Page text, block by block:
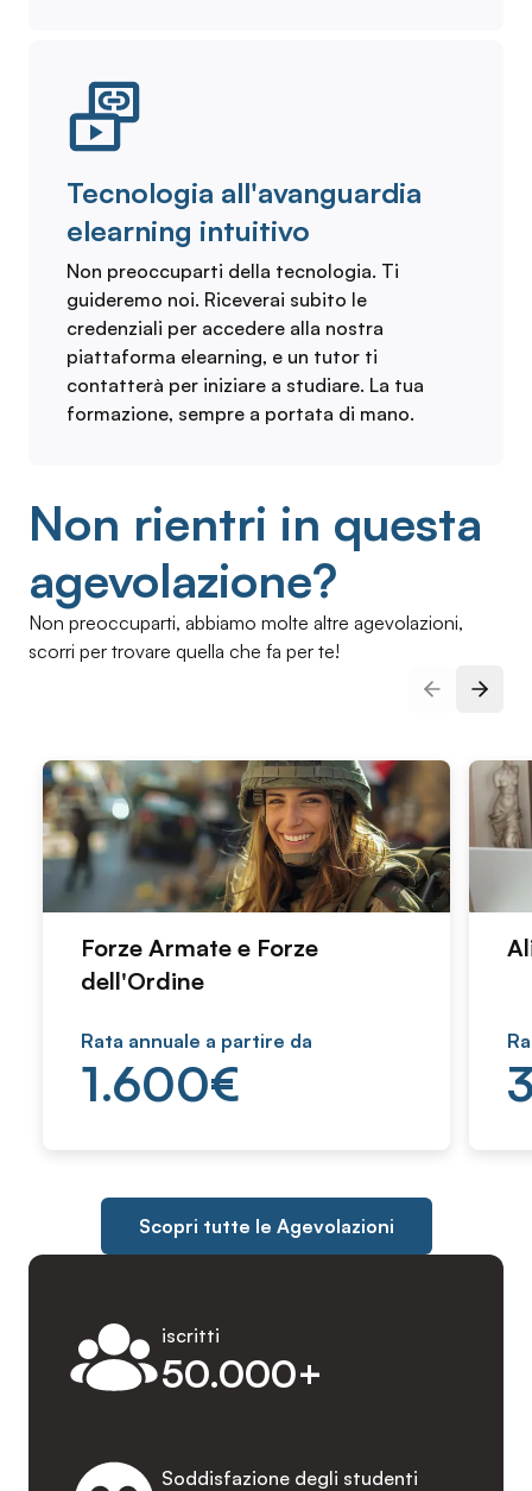
Tecnologia all'avanguardia
elearning intuitivo
Non preoccuparti della tecnologia. Ti
guideremo noi. Riceverai subito le
credenziali per accedere alla nostra
piattaforma elearning, e un tutor ti
contatterà per iniziare a studiare. La tua
formazione, sempre a portata di mano.
Non rientri in questa
agevolazione?
Non preoccuparti, abbiamo molte altre agevolazioni,
scorri per trovare quella che fa per te!
Slide
Forze Armate e Forze
dell'Ordine
Rata annuale a partire da
1.600€
Scopri tutte le Agevolazioni
50.000+
iscritti
Soddisfazione degli studenti